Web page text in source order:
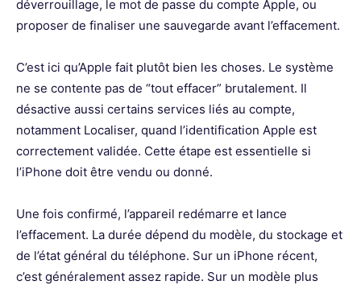
déverrouillage, le mot de passe du compte Apple, ou
proposer de finaliser une sauvegarde avant l’effacement.
C’est ici qu’Apple fait plutôt bien les choses. Le système
ne se contente pas de “tout effacer” brutalement. Il
désactive aussi certains services liés au compte,
notamment Localiser, quand l’identification Apple est
correctement validée. Cette étape est essentielle si
l’iPhone doit être vendu ou donné.
Une fois confirmé, l’appareil redémarre et lance
l’effacement. La durée dépend du modèle, du stockage et
de l’état général du téléphone. Sur un iPhone récent,
c’est généralement assez rapide. Sur un modèle plus